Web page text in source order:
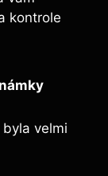
kontrole
velmi